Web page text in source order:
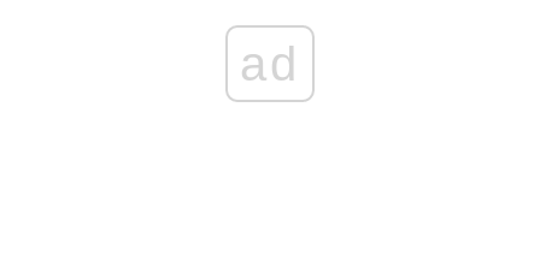
ad